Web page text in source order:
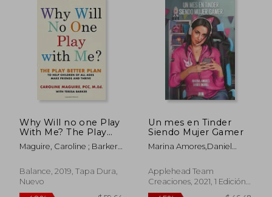
dcto. $ 29.02
45%
dcto.
Why Will no one Play
With Me? The Play
Better Plan to Help
Children of all Ages
Thrive (en Inglés)
Maguire, Caroline ; Barker,
Balance, 2019, Tapa Dura,
Nuevo
Un mes en Tinder
Siendo Mujer Gamer
Marina Amores,Daniel
Applehead Team
Creaciones, 2021, 1 Edición,
Tapa Blanda, Nuevo